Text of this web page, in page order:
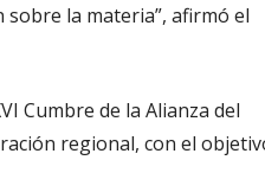
la materia”, afirmó el
Cumbre de la Alianza del
regional, con el